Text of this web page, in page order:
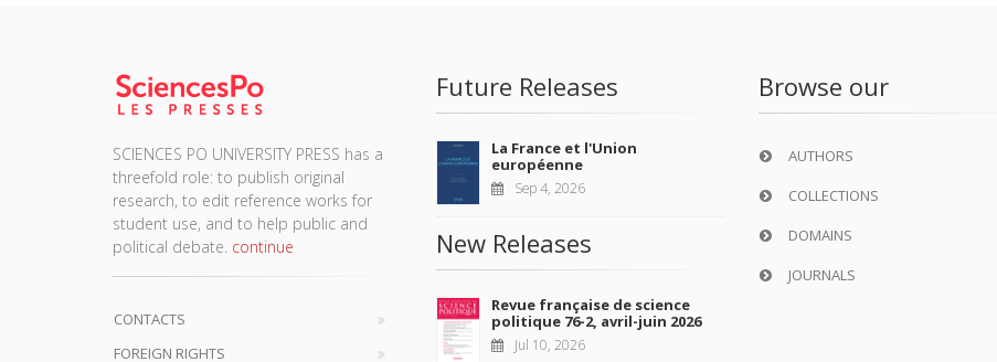
SCIENCES PO UNIVERSITY PRESS has a
threefold role: to publish original
research, to edit reference works for
student use, and to help public and
political debate. continue
CONTACTS
FOREIGN RIGHTS
Future Releases
La France et l'Union
européenne
Sep 4, 2026
New Releases
Revue française de science
politique 76-2, avril-juin 2026
Jul 10, 2026
Browse our
AUTHORS
COLLECTIONS
DOMAINS
JOURNALS